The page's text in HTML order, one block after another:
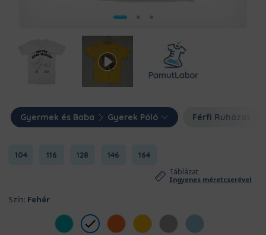
Gyermek és Baba Gyerek Póló Férfi Ruházat
104 116 128 146 164
Táblázat
Ingyenes méretcserével
Szín: Fehér